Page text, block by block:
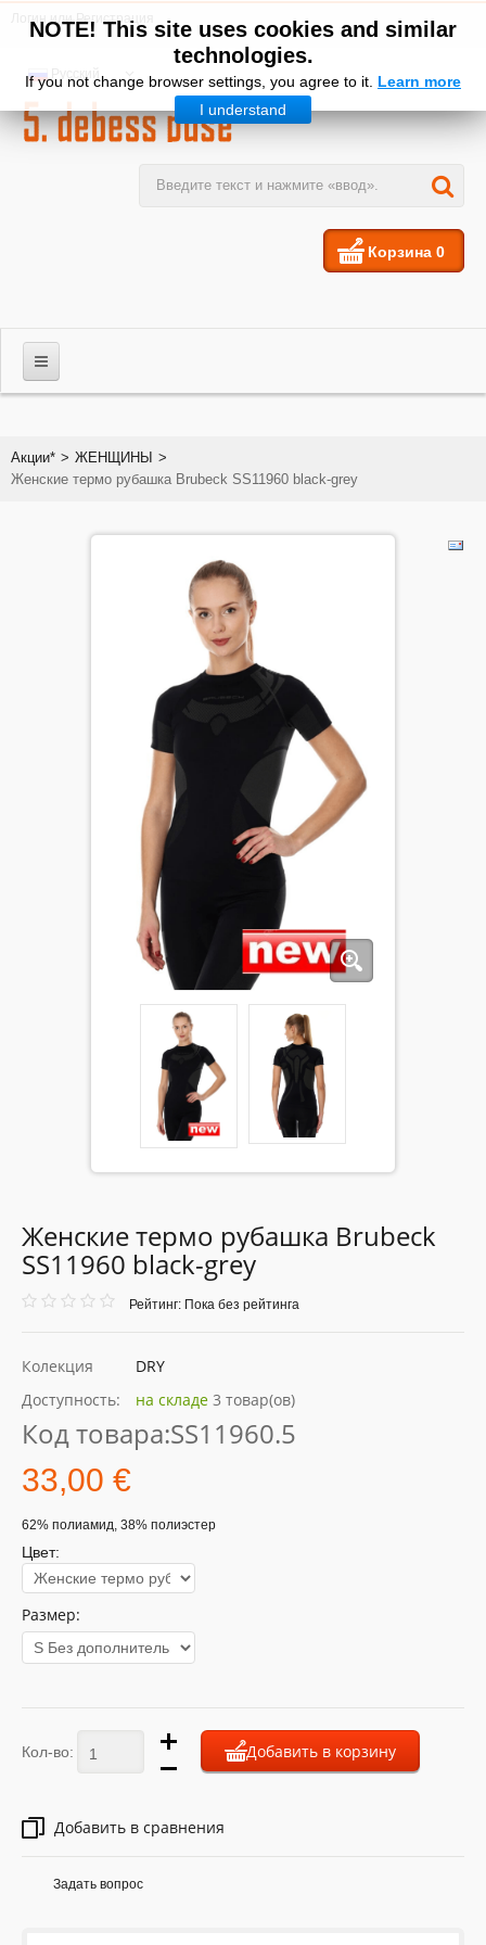
NOTE! This site uses cookies and similar
technologies.
If you not change browser settings, you agree to it. Learn more
I understand
Логин илиРегистрация
Русский
Корзина 0
ЖЕНЩИНЫ
Акции* > ЖЕНЩИНЫ >
Женские термо рубашка Brubeck SS11960 black-grey
Женские термо рубашка Brubeck
SS11960 black-grey
Рейтинг: Пока без рейтинга
Колекция
DRY
Доступность:
на складе 3 товар(ов)
Код товара:SS11960.5
33,00 €
62% полиамид, 38% полиэстер
Цвет:
Размер:
Кол-во: Добавить в корзину
Добавить в сравнения
Задать вопрос